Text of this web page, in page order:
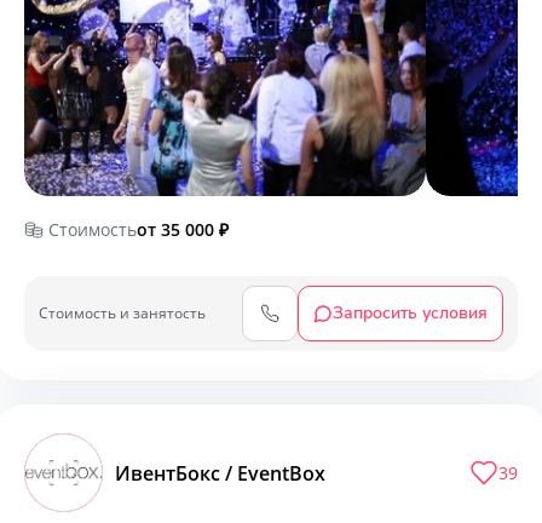
Стоимостьот 35 000 ₽
Cтоимость и занятость Запросить условия
ИвентБокс / EventBox 39